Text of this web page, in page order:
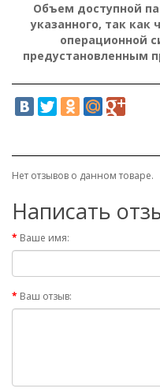
Объем доступной
указанного, так как
операционной
предустановленным
Нет отзывов о данном товаре.
Написать
Ваше имя:
Ваш отзыв: